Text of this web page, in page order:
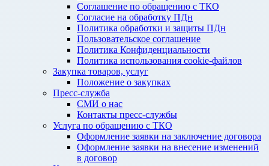
Соглашение по обращению с ТКО
Согласие на обработку ПДн
Политика обработки и защиты ПДн
Пользовательское соглашение
Политика Конфиденциальности
Политика использования cookie-файлов
Закупка товаров, услуг
Положение о закупках
Пресс-служба
СМИ о нас
Контакты пресс-службы
Услуга по обращению с ТКО
Оформление заявки на заключение договора
Оформление заявки на внесение изменений
в договор